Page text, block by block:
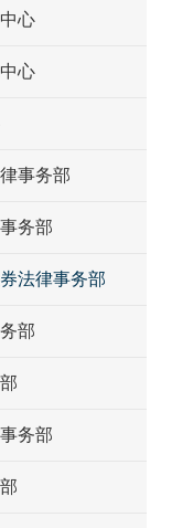
心
心
事务部
务部
法律事务部
部
务部